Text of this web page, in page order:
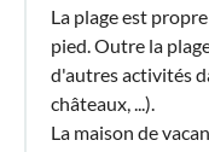
La plage est
pied. Outre la
d'autres activités
châteaux, ...).
La maison de